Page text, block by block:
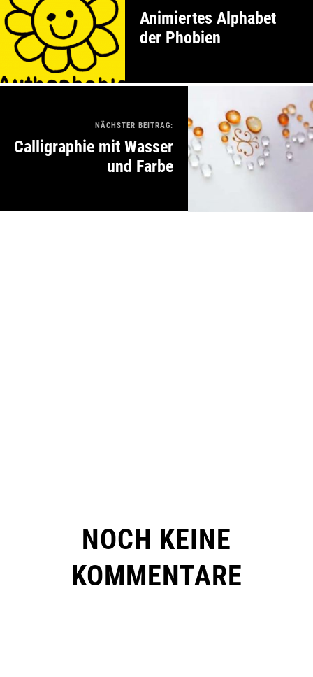
Animiertes Alphabet
der Phobien
NÄCHSTER BEITRAG:
Calligraphie mit Wasser
und Farbe
NOCH KEINE
KOMMENTARE